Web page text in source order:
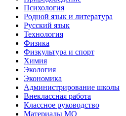
Психология
Родной язык и литература
Русский язык
Технология
Физика
Физкультура и спорт
Химия
Экология
Экономика
Администрирование школы
Внеклассная работа
Классное руководство
Материалы МО